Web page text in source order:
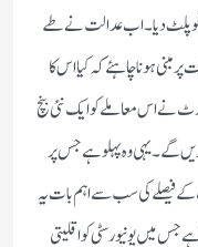
دئیے گئے فیصلے کو پلٹ دیا۔ اب عدالت نے طے
مبنی ہونا چاہئے کہ کیا اس کا
نے اس معاملے کو ایک نئی بنچ
گے۔ یہی وہ پہلو ہے جس پر
فیصلے کی سب سے اہم بات یہ
کیا ہے جس میں یونیورسٹی کو اقلیتی